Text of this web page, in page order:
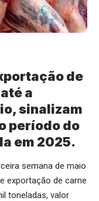
de
a
sinalizam
período do
em 2025.
semana de maio
exportação de carne
toneladas, valor